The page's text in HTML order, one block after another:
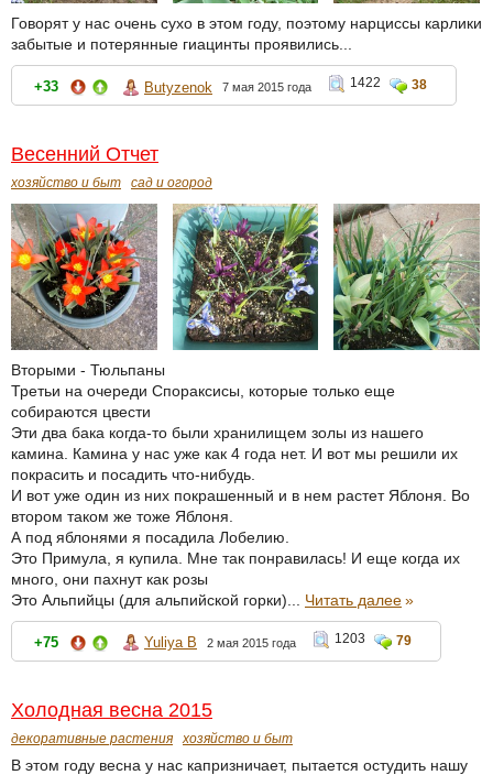
Говорят у нас очень сухо в этом году, поэтому нарциссы карлики
забытые и потерянные гиацинты проявились...
+33 Butyzenok 7 мая 2015 года 1422 38
Весенний Отчет
хозяйство и быт сад и огород
Вторыми - Тюльпаны
Третьи на очереди Спораксисы, которые только еще
собираются цвести
Эти два бака когда-то были хранилищем золы из нашего
камина. Камина у нас уже как 4 года нет. И вот мы решили их
покрасить и посадить что-нибудь.
И вот уже один из них покрашенный и в нем растет Яблоня. Во
втором таком же тоже Яблоня.
А под яблонями я посадила Лобелию.
Это Примула, я купила. Мне так понравилась! И еще когда их
много, они пахнут как розы
Это Альпийцы (для альпийской горки)... Читать далее»
+75 Yuliya B 2 мая 2015 года 1203 79
Холодная весна 2015
декоративные растения хозяйство и быт
В этом году весна у нас капризничает, пытается остудить нашу